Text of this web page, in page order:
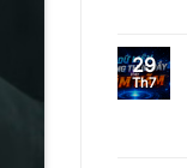
29
Th7